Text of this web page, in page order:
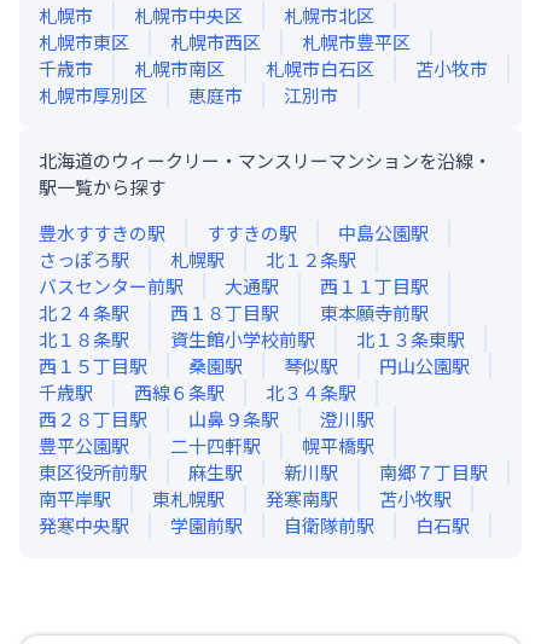
札幌市
札幌市中央区
札幌市北区
札幌市東区
札幌市西区
札幌市豊平区
千歳市
札幌市南区 札幌市白石区
苫小牧市
札幌市厚別区
恵庭市 江別市
北海道のウィークリー・マンスリーマンションを沿線・
駅一覧から探す
豊水すすきの駅 すすきの駅 中島公園駅
さっぽろ駅 札幌駅 北１２条駅
バスセンター前駅 大通駅 西１１丁目駅
北２４条駅 西１８丁目駅 東本願寺前駅
北１８条駅 資生館小学校前駅 北１３条東駅
西１５丁目駅 桑園駅 琴似駅 円山公園駅
千歳駅 西線６条駅 北３４条駅
西２８丁目駅 山鼻９条駅 澄川駅
豊平公園駅 二十四軒駅 幌平橋駅
東区役所前駅 麻生駅 新川駅 南郷７丁目駅
南平岸駅 東札幌駅 発寒南駅 苫小牧駅
発寒中央駅 学園前駅 自衛隊前駅 白石駅